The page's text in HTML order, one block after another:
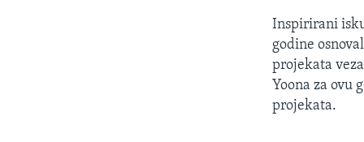
Inspirirani
godine
projekata
Yoona za ovu
projekata.